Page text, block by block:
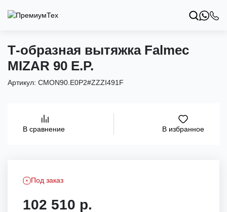
Т-образная вытяжка Falmec
MIZAR 90 E.P.
Артикул: CMON90.E0P2#ZZZI491F
В сравнение В избранное
Под заказ
102 510 р.